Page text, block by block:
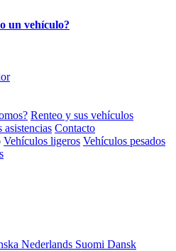
un vehículo?
Renteo y sus vehículos
asistencias Contacto
Vehículos ligeros Vehículos pesados
Nederlands Suomi Dansk